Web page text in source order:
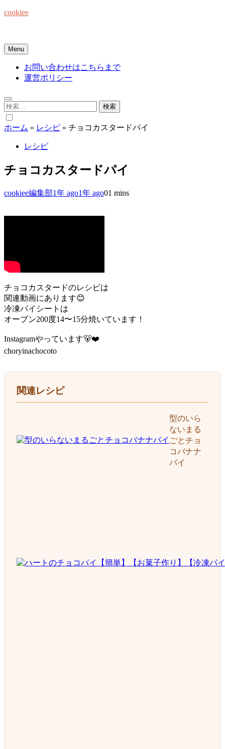
Skip
cookiee
Menu
お問い合わせはこちらまで
運営ポリシー
検
索:
ホーム » レシピ » チョコカスタードパイ
レシピ
チョコカスタードパイ
cookiee編集部1年 ago1年 ago01 mins
チョコカスタードのレシピは
関連動画にあります😊
冷凍パイシートは
オーブン200度14〜15分焼いています！
Instagramやっています🐻❤️
choryinachocoto
関連レシピ
型のいら
ないまる
ごとチョ
コバナナ
パイ